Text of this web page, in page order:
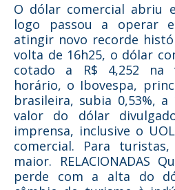
O dólar comercial abriu
logo passou a operar
atingir novo recorde
volta de 16h25, o dólar
cotado a R$ 4,252 na
horário, o Ibovespa,
brasileira, subia 0,53%, a
valor do dólar
imprensa, inclusive o
comercial. Para
maior. RELACIONADAS
perde com a alta do